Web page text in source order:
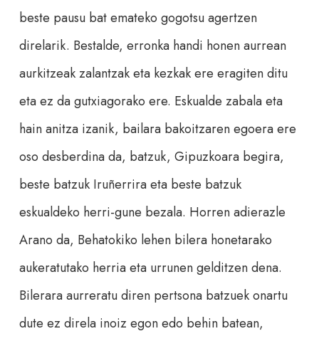
beste pausu bat emateko gogotsu agertzen
direlarik. Bestalde, erronka handi honen aurrean
aurkitzeak zalantzak eta kezkak ere eragiten ditu
eta ez da gutxiagorako ere. Eskualde zabala eta
hain anitza izanik, bailara bakoitzaren egoera ere
oso desberdina da, batzuk, Gipuzkoara begira,
beste batzuk Iruñerrira eta beste batzuk
eskualdeko herri-gune bezala. Horren adierazle
Arano da, Behatokiko lehen bilera honetarako
aukeratutako herria eta urrunen gelditzen dena.
Bilerara aurreratu diren pertsona batzuek onartu
dute ez direla inoiz egon edo behin batean,